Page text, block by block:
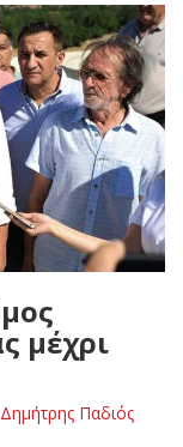
μέχρι
Δημήτρης Παδιός